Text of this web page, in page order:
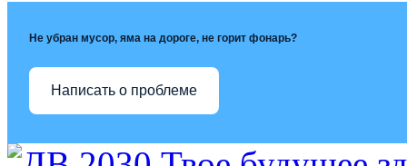
Не убран мусор, яма на дороге, не горит фонарь?
Написать о проблеме